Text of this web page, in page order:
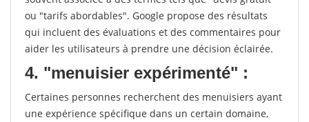
ou "tarifs abordables". Google propose des résultats
qui incluent des évaluations et des commentaires pour
aider les utilisateurs à prendre une décision éclairée.
4. "menuisier expérimenté" :
Certaines personnes recherchent des menuisiers ayant
une expérience spécifique dans un certain domaine,